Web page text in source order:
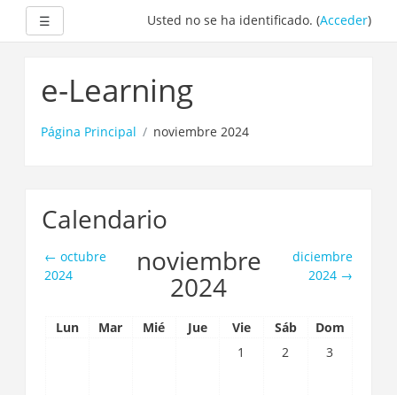
contenido
☰ Usted no se ha identificado. (Acceder)
e-Learning
Página Principal noviembre 2024
Calendario
← octubre
2024
noviembre
2024
diciembre
2024 →
Lun Mar Mié Jue Vie Sáb
Dom
1
2 3